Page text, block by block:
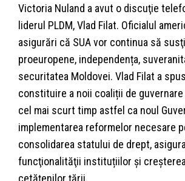
Victoria Nuland a avut o discuţie
liderul PLDM, Vlad Filat. Oficialul
asigurări că SUA vor continua să
proeuropene, independența,
securitatea Moldovei. Vlad Filat a
constituire a noii coaliții de
cel mai scurt timp astfel ca noul
implementarea reformelor necesare
consolidarea statului de drept,
funcţionalităţii instituțiilor şi
cetăţenilor ţării.